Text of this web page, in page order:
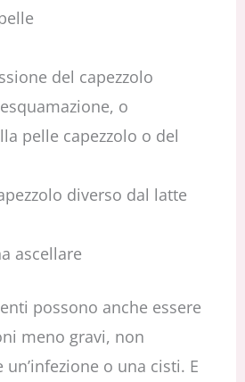
del capezzolo
o
pelle capezzolo o del
diverso dal latte
ascellare
possono anche essere
meno gravi, non
o una cisti. E